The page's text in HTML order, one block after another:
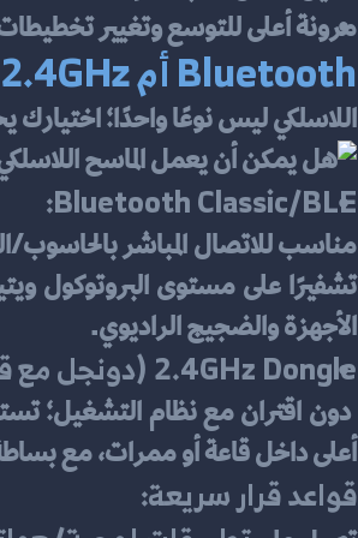
مرونة أعلى للتوسع وتغيير
Bluetooth أم 2.4GHz؟ افهم طبقات الاتصال قبل الشراء
اللاسلكي ليس نوعًا واحدًا؛
Bluetooth Classic/BLE:
الأجهزة والضجيج الراديوي.
2.4GHz Dongle (دونجل مع قاعدة):
أعلى داخل قاعة أو ممرات، مع
قواعد قرار سريعة: